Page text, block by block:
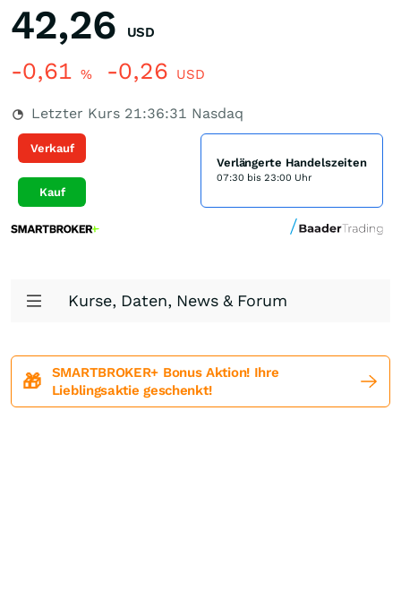
42,26 USD
-0,61 % -0,26 USD
Letzter Kurs 21:36:31 Nasdaq
Verkauf
Kauf
Verlängerte Handelszeiten
07:30 bis 23:00 Uhr
Kurse, Daten, News & Forum
🎁
SMARTBROKER+ Bonus Aktion! Ihre
Lieblingsaktie geschenkt!